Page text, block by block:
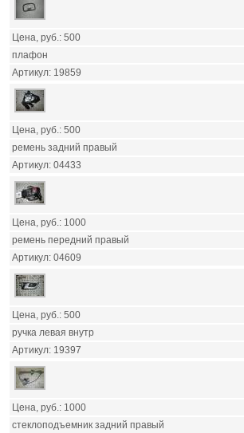
500
плафон
19859
500
ремень задний правый
04433
1000
ремень передний правый
04609
500
ручка левая внутр
19397
1000
стеклоподъемник задний правый